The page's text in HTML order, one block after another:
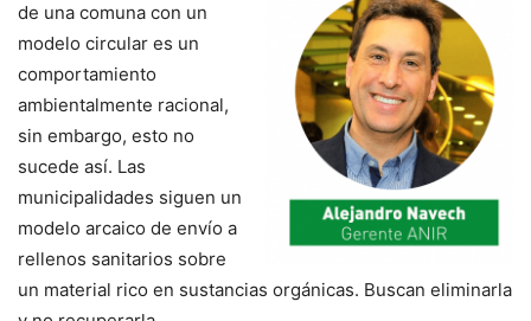
de una comuna con un
modelo circular es un
comportamiento
ambientalmente racional,
sin embargo, esto no
sucede así. Las
municipalidades siguen un
modelo arcaico de envío a
rellenos sanitarios sobre
un material rico en sustancias orgánicas. Buscan eliminarla